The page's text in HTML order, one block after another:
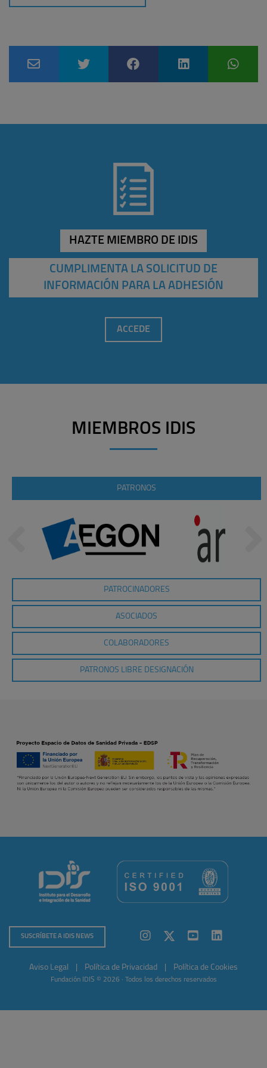
HAZTE MIEMBRO DE IDIS
CUMPLIMENTA LA SOLICITUD DE
INFORMACIÓN PARA LA ADHESIÓN
ACCEDE
MIEMBROS IDIS
PATRONOS
PATROCINADORES
ASOCIADOS
COLABORADORES
PATRONOS LIBRE DESIGNACIÓN
SUSCRÍBETE A IDIS NEWS
Aviso Legal Política de Privacidad Política de Cookies
Fundación IDIS © 2026 · Todos los derechos reservados